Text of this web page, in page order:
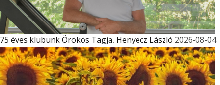
75 éves klubunk Örökös Tagja, Henyecz László 2026-08-04